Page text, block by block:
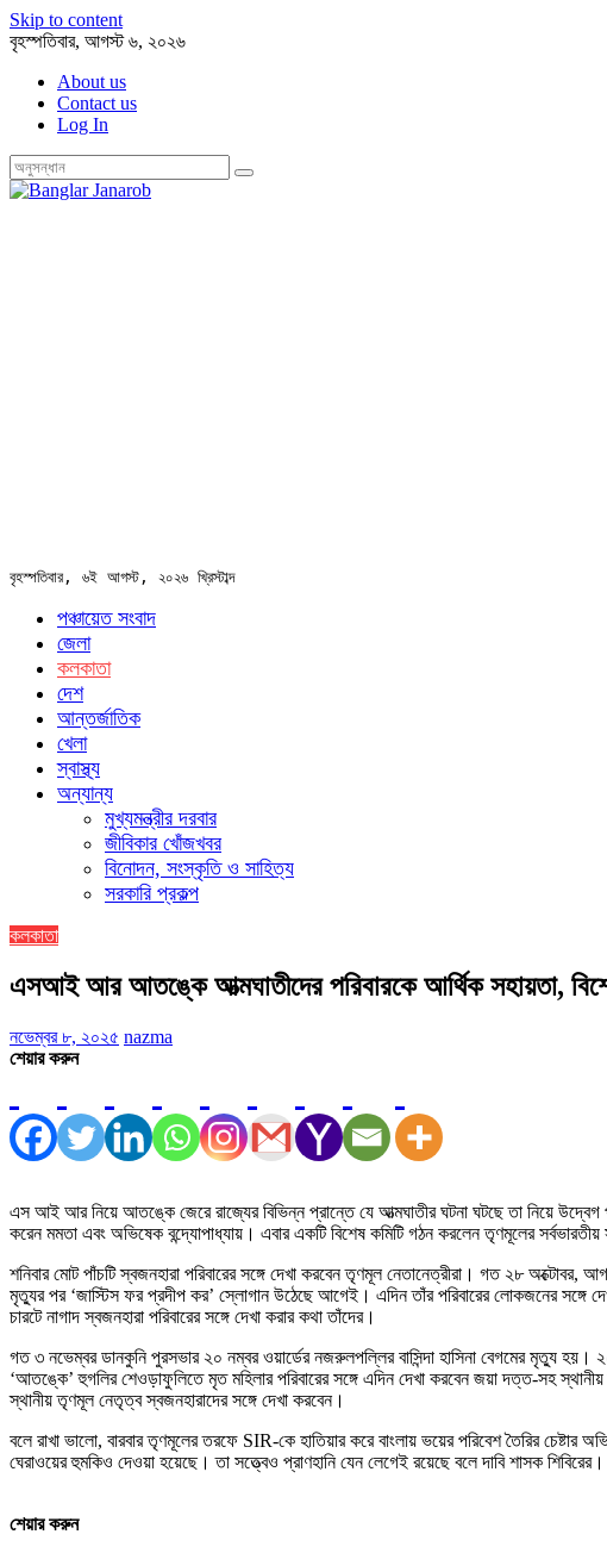
Skip to content
বৃহস্পতিবার, আগস্ট ৬, ২০২৬
About us
Contact us
Log In
বৃহস্পতিবার, ৬ই আগস্ট, ২০২৬ খ্রিস্টাব্দ
পঞ্চায়েত সংবাদ
জেলা
কলকাতা
দেশ
আন্তর্জাতিক
খেলা
স্বাস্থ্য
অন্যান্য
মুখ্যমন্ত্রীর দরবার
জীবিকার খোঁজখবর
বিনোদন, সংস্কৃতি ও সাহিত্য
সরকারি প্রকল্প
কলকাতা
এসআই আর আতঙ্কে আত্মঘাতীদের পরিবারকে আর্থিক সহায়তা,
নভেম্বর ৮, ২০২৫ nazma
শেয়ার করুন
এস আই আর নিয়ে আতঙ্কে জেরে রাজ্যের বিভিন্ন প্রান্তে যে আত্মঘাতীর ঘটনা ঘটছে তা নিয়ে উদ্বেগ
করেন মমতা এবং অভিষেক বন্দ্যোপাধ্যায়। এবার একটি বিশেষ কমিটি গঠন করলেন তৃণমূলের
শনিবার মোট পাঁচটি স্বজনহারা পরিবারের সঙ্গে দেখা করবেন তৃণমূল নেতানেত্রীরা। গত ২৮
মৃত্যুর পর ‘জাস্টিস ফর প্রদীপ কর’ স্লোগান উঠেছে আগেই। এদিন তাঁর পরিবারের লোকজনের সঙ্গে
চারটে নাগাদ স্বজনহারা পরিবারের সঙ্গে দেখা করার কথা তাঁদের।
গত ৩ নভেম্বর ডানকুনি পুরসভার ২০ নম্বর ওয়ার্ডের নজরুলপল্লির বাসিন্দা হাসিনা বেগমের মৃত্যু হয়।
‘আতঙ্কে’ হুগলির শেওড়াফুলিতে মৃত মহিলার পরিবারের সঙ্গে এদিন দেখা করবেন জয়া দত্ত-সহ
স্থানীয় তৃণমূল নেতৃত্ব স্বজনহারাদের সঙ্গে দেখা করবেন।
বলে রাখা ভালো, বারবার তৃণমূলের তরফে SIR-কে হাতিয়ার করে বাংলায় ভয়ের পরিবেশ তৈরির
ঘেরাওয়ের হুমকিও দেওয়া হয়েছে। তা সত্ত্বেও প্রাণহানি যেন লেগেই রয়েছে বলে দাবি শাসক শিবিরের।
শেয়ার করুন